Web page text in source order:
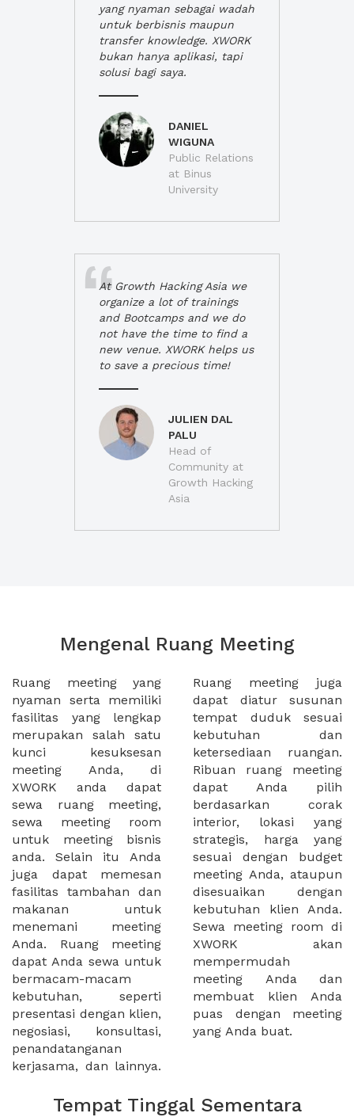
yang nyaman sebagai wadah
untuk berbisnis maupun
transfer knowledge. XWORK
bukan hanya aplikasi, tapi
solusi bagi saya.
DANIEL
WIGUNA
Public Relations
at Binus
University
At Growth Hacking Asia we
organize a lot of trainings
and Bootcamps and we do
not have the time to find a
new venue. XWORK helps us
to save a precious time!
JULIEN DAL
PALU
Head of
Community at
Growth Hacking
Asia
Mengenal Ruang Meeting
Ruang meeting yang
nyaman serta memiliki
fasilitas yang lengkap
merupakan salah satu
kunci kesuksesan
meeting Anda, di
XWORK anda dapat
sewa ruang meeting,
sewa meeting room
untuk meeting bisnis
anda. Selain itu Anda
juga dapat memesan
fasilitas tambahan dan
makanan untuk
menemani meeting
Anda. Ruang meeting
dapat Anda sewa untuk
bermacam-macam
kebutuhan, seperti
presentasi dengan klien,
negosiasi, konsultasi,
penandatanganan
kerjasama, dan lainnya.
Ruang meeting juga
dapat diatur susunan
tempat duduk sesuai
kebutuhan dan
ketersediaan ruangan.
Ribuan ruang meeting
dapat Anda pilih
berdasarkan corak
interior, lokasi yang
strategis, harga yang
sesuai dengan budget
meeting Anda, ataupun
disesuaikan dengan
kebutuhan klien Anda.
Sewa meeting room di
XWORK akan
mempermudah
meeting Anda dan
membuat klien Anda
puas dengan meeting
yang Anda buat.
Tempat Tinggal Sementara